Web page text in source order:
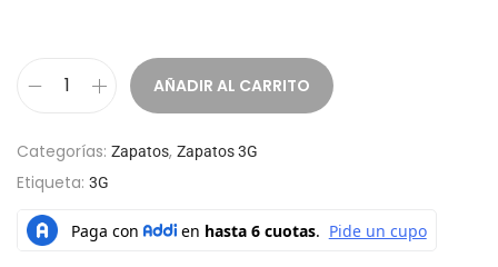
AÑADIR AL CARRITO
Categorías: Zapatos, Zapatos 3G
Etiqueta: 3G